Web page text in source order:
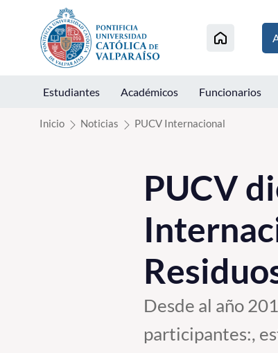
Click acá para ir directamente al contenido
Estudiantes Académicos Funcionarios
Inicio Noticias PUCV Internacional
PUCV
Desde al año
participantes:,